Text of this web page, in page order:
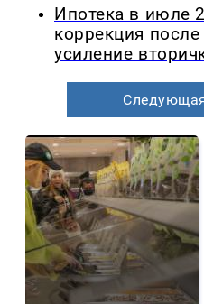
Ипотека в июле
коррекция
усиление